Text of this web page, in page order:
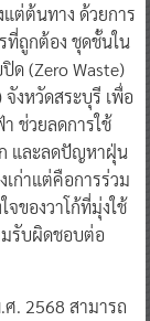
ต่ต้นทาง ด้วยการ
ที่ถูกต้อง ชุดชั้นใน
ด (Zero Waste)
งหวัดสระบุรี เพื่อ
ช่วยลดการใช้
และลดปัญหาฝุ่น
ก่าแต่คือการร่วม
ของวาโก้ที่มุ่งใช้
รับผิดชอบต่อ
. 2568 สามารถ